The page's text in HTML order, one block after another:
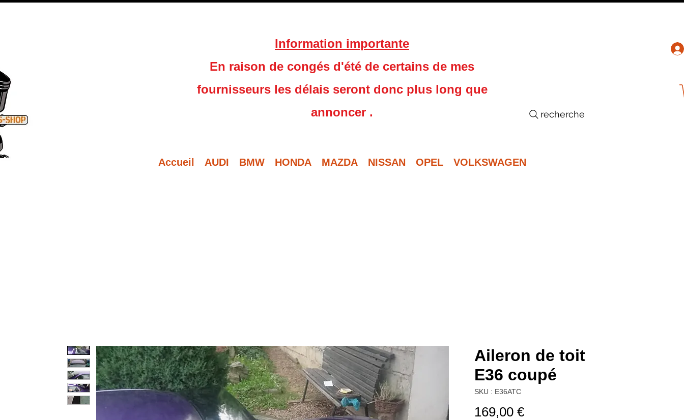
Information importante
En raison de congés d'été de certains de mes
fournisseurs les délais seront donc plus long que
annoncer .
recherche
Accueil AUDI BMW HONDA MAZDA NISSAN OPEL VOLKSWAGEN
Aileron de toit
E36 coupé
SKU : E36ATC
169,00 €Prix